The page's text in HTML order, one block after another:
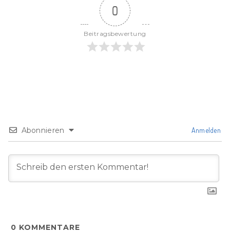
0
Beitragsbewertung
Abonnieren Anmelden
0 KOMMENTARE